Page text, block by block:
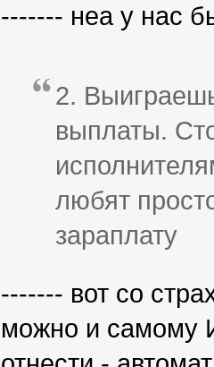
------- неа у нас
2.
выплаты.
любят
зараплату
------- вот со
можно и самому